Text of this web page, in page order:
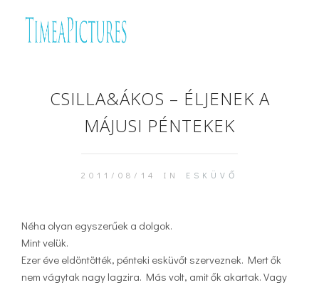
CSILLA&ÁKOS – ÉLJENEK A
MÁJUSI PÉNTEKEK
2011/08/14 IN ESKÜVŐ
Néha olyan egyszerűek a dolgok.
Mint velük.
Ezer éve eldöntötték, pénteki esküvőt szerveznek. Mert ők
nem vágytak nagy lagzira. Más volt, amit ők akartak. Vagy